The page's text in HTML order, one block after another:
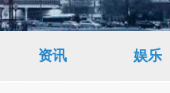
资讯 娱乐